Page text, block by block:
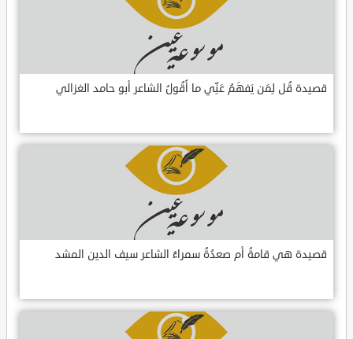
قصيدة قُل لِمَن يَفهَمُ عَنِّي ما أَقُولُ الشاعر أبو حامد الغزالي
قصيدة هي قامةُ أم صعدُةُ سمراءُ الشاعر سيف الدين المشد